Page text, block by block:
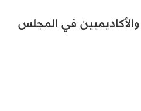
في المجلس